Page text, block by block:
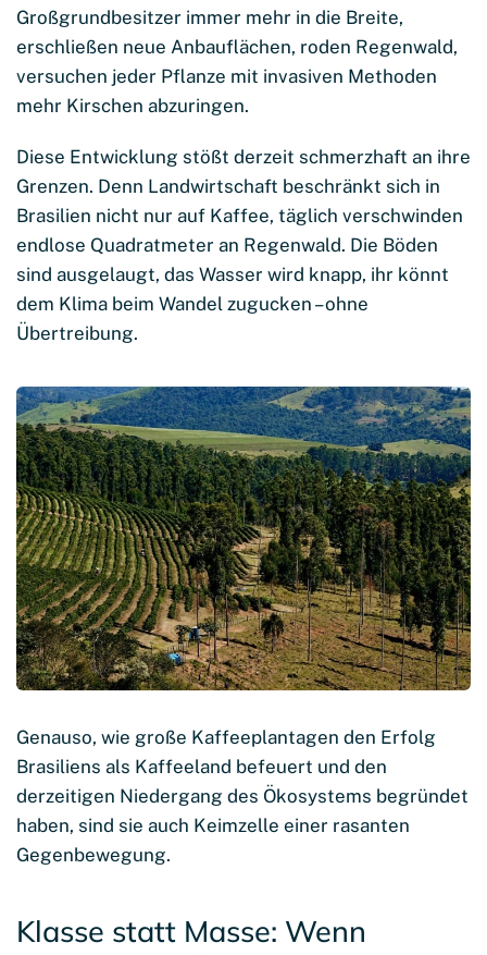
Großgrundbesitzer immer mehr in die Breite,
erschließen neue Anbauflächen, roden Regenwald,
versuchen jeder Pflanze mit invasiven Methoden
mehr Kirschen abzuringen.
Diese Entwicklung stößt derzeit schmerzhaft an ihre
Grenzen. Denn Landwirtschaft beschränkt sich in
Brasilien nicht nur auf Kaffee, täglich verschwinden
endlose Quadratmeter an Regenwald. Die Böden
sind ausgelaugt, das Wasser wird knapp, ihr könnt
dem Klima beim Wandel zugucken – ohne
Übertreibung.
Genauso, wie große Kaffeeplantagen den Erfolg
Brasiliens als Kaffeeland befeuert und den
derzeitigen Niedergang des Ökosystems begründet
haben, sind sie auch Keimzelle einer rasanten
Gegenbewegung.
Klasse statt Masse: Wenn